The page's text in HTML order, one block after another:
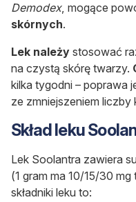
Demodex, mogące
skórnych.
Lek należy stosować
na czystą skórę twarzy.
kilka tygodni – poprawa
ze zmniejszeniem liczby
Skład leku
Lek Soolantra zawiera
(1 gram ma 10/15/30
składniki leku to: